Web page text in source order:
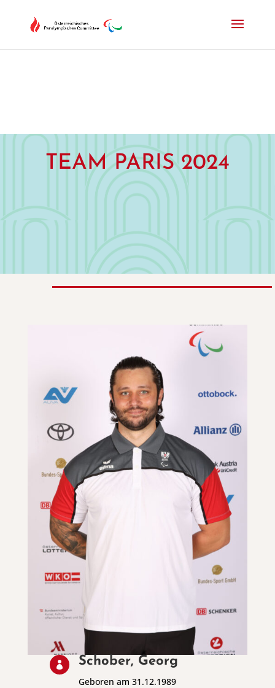
TEAM PARIS 2024
 Schober, Georg
Geboren am 31.12.1989